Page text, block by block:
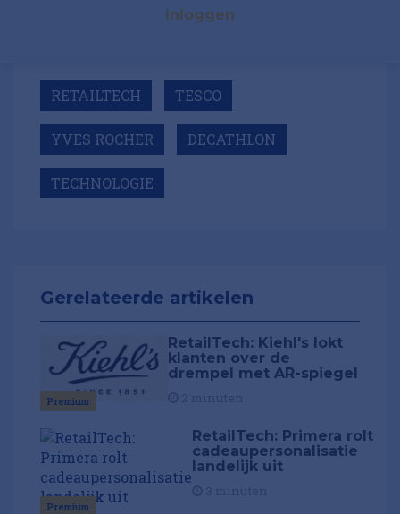
Inloggen
RETAILTECH TESCO
YVES ROCHER DECATHLON
TECHNOLOGIE
Gerelateerde artikelen
Premium
RetailTech: Kiehl's lokt
klanten over de
drempel met AR-spiegel
Premium
RetailTech: Primera rolt
cadeaupersonalisatie
landelijk uit